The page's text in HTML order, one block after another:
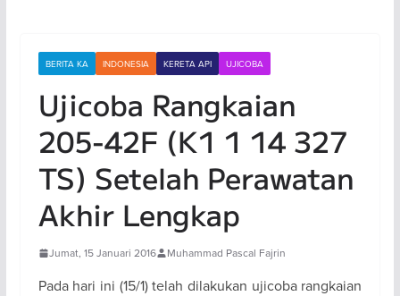
BERITA KA INDONESIA KERETA API UJICOBA
Ujicoba Rangkaian
205-42F (K1 1 14 327
TS) Setelah Perawatan
Akhir Lengkap
Jumat, 15 Januari 2016 Muhammad Pascal Fajrin
Pada hari ini (15/1) telah dilakukan ujicoba rangkaian